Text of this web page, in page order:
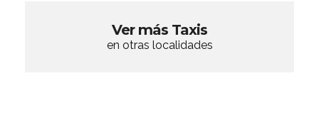
Ver más Taxis
en otras localidades